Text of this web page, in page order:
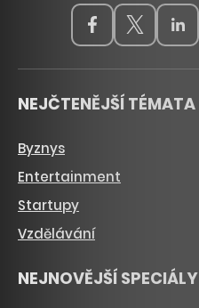
NEJČTENĚJŠÍ TÉMATA
Byznys
Entertainment
Startupy
Vzdělávání
NEJNOVĚJŠÍ SPECIÁLY